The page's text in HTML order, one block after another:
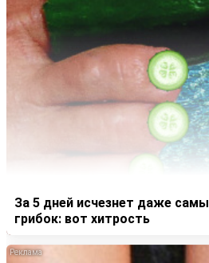
За 5 дней исчезнет даже
грибок: вот хитрость